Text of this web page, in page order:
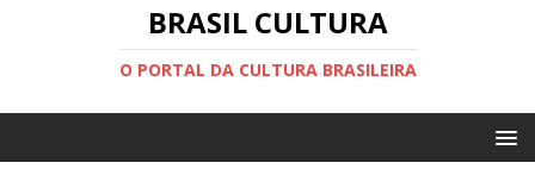
BRASIL CULTURA
O PORTAL DA CULTURA BRASILEIRA